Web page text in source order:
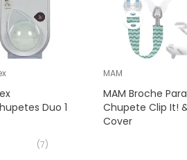
Duo 1
(7)
MAM
MAM Broche Para
Chupete Clip It!
Cover